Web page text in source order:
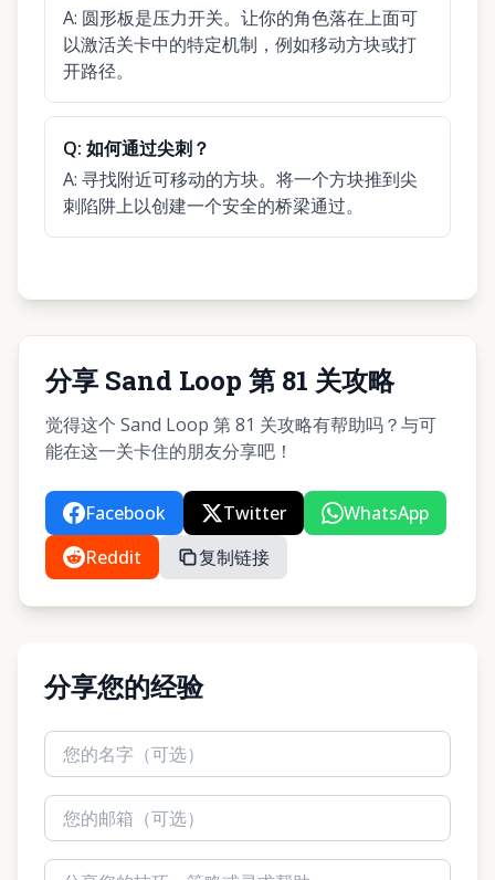
A: 圆形板是压力开关。让你的角色落在上面可
以激活关卡中的特定机制，例如移动方块或打
开路径。
Q: 如何通过尖刺？
A: 寻找附近可移动的方块。将一个方块推到尖
刺陷阱上以创建一个安全的桥梁通过。
分享 Sand Loop 第 81 关攻略
觉得这个 Sand Loop 第 81 关攻略有帮助吗？与可
能在这一关卡住的朋友分享吧！
Facebook Twitter
WhatsApp
Reddit
复制链接
分享您的经验